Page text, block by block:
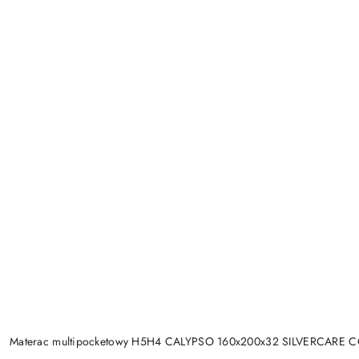
Materac multipocketowy H5H4 CALYPSO 160x200x32 SILVERCARE